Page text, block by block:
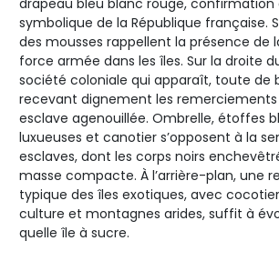
drapeau bleu blanc rouge, confirmation
symbolique de la République française.
des mousses rappellent la présence de
force armée dans les îles. Sur la droite
société coloniale qui apparaît, toute de
recevant dignement les remerciements
esclave agenouillée. Ombrelle, étoffes
luxueuses et canotier s’opposent à la
esclaves, dont les corps noirs
masse compacte. À l’arrière-plan, une
typique des îles exotiques, avec
culture et montagnes arides, suffit à
quelle île à sucre.